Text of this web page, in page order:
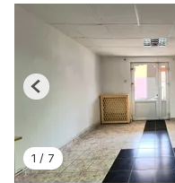
1 / 7
Previous